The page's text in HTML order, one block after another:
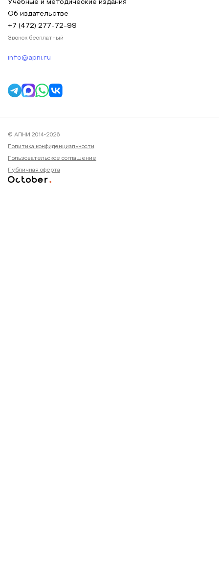
Учебные и методические издания
Об издательстве
+7 (472) 277-72-99
Звонок бесплатный
info@apni.ru
© АПНИ 2014-2026
Политика конфиденциальности
Пользовательское соглашение
Публичная оферта